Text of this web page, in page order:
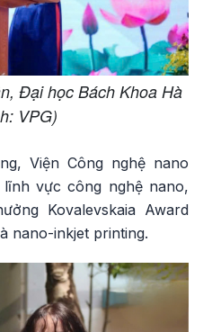
Đại học Bách Khoa Hà
VPG)
Viện Công nghệ nano
vực công nghệ nano,
Kovalevskaia Award
nano-inkjet printing.